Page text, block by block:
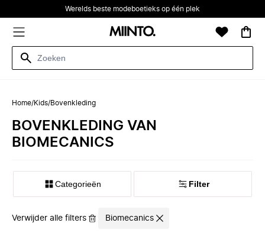
Werelds beste modeboetieks op één plek
Home/Kids/Bovenkleding
BOVENKLEDING VAN
BIOMECANICS
Categorieën Filter
Verwijder alle filters Biomecanics